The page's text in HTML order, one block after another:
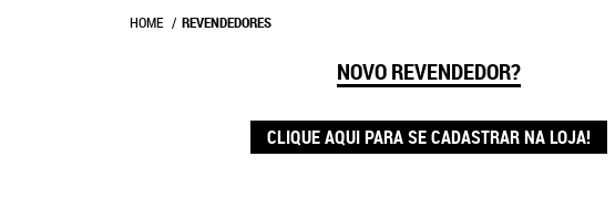
HOME REVENDEDORES
NOVO REVENDEDOR?
CLIQUE AQUI PARA SE CADASTRAR NA LOJA!